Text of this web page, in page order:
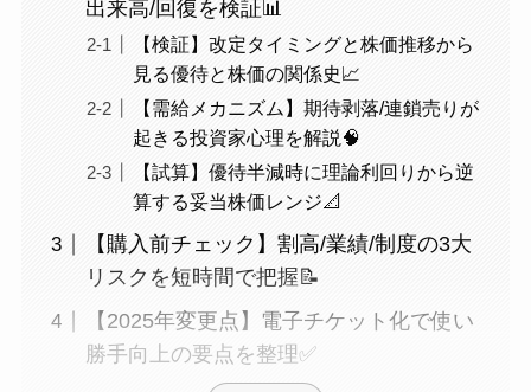
出来高/回復を検証📊
【検証】改定タイミングと株価推移から
見る優待と株価の関係史📈
【需給メカニズム】期待剥落/連鎖売りが
起きる投資家心理を解説🧠
【試算】優待半減時に理論利回りから逆
算する妥当株価レンジ📐
【購入前チェック】割高/業績/制度の3大
リスクを短時間で把握📝
【2025年変更点】電子チケット化で使い
勝手向上の要点を整理✅